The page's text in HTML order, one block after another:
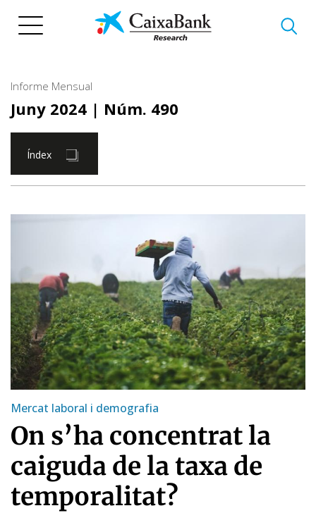
Informe Mensual
Juny 2024 | Núm. 490
Índex
Mercat laboral i demografia
On s’ha concentrat la
caiguda de la taxa de
temporalitat?